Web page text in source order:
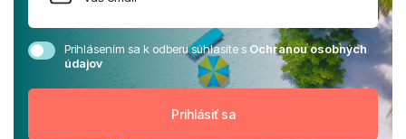
Prihlásením sa k odberu súhlasíte sOchranou osobných
údajov